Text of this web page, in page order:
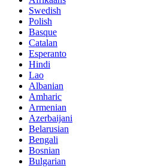
Swedish
Polish
Basque
Catalan
Esperanto
Hindi
Lao
Albanian
Amharic
Armenian
Azerbaijani
Belarusian
Bengali
Bosnian
Bulgarian